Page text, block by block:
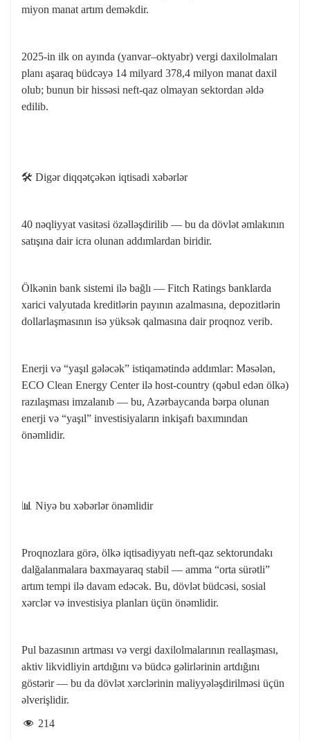
miyon manat artım deməkdir.
2025-in ilk on ayında (yanvar–oktyabr) vergi daxilolmaları
planı aşaraq büdcəyə 14 milyard 378,4 milyon manat daxil
olub; bunun bir hissəsi neft-qaz olmayan sektordan əldə
edilib.
🛠 Digər diqqətçəkən iqtisadi xəbərlər
40 nəqliyyat vasitəsi özəlləşdirilib — bu da dövlət əmlakının
satışına dair icra olunan addımlardan biridir.
Ölkənin bank sistemi ilə bağlı — Fitch Ratings banklarda
xarici valyutada kreditlərin payının azalmasına, depozitlərin
dollarlaşmasının isə yüksək qalmasına dair proqnoz verib.
Enerji və “yaşıl gələcək” istiqamətində addımlar: Məsələn,
ECO Clean Energy Center ilə host-country (qəbul edən ölkə)
razılaşması imzalanıb — bu, Azərbaycanda bərpa olunan
enerji və “yaşıl” investisiyaların inkişafı baxımından
önəmlidir.
📊 Niyə bu xəbərlər önəmlidir
Proqnozlara görə, ölkə iqtisadiyyatı neft-qaz sektorundakı
dalğalanmalara baxmayaraq stabil — amma “orta sürətli”
artım tempi ilə davam edəcək. Bu, dövlət büdcəsi, sosial
xərclər və investisiya planları üçün önəmlidir.
Pul bazasının artması və vergi daxilolmalarının reallaşması,
aktiv likvidliyin artdığını və büdcə gəlirlərinin artdığını
göstərir — bu da dövlət xərclərinin maliyyələşdirilməsi üçün
əlverişlidir.
214